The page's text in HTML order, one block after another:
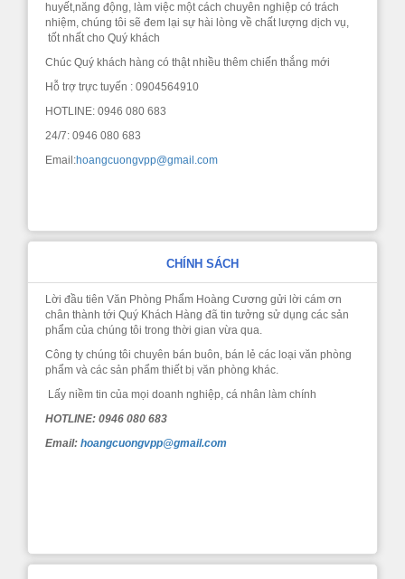
huyết,năng động, làm việc một cách chuyên nghiệp có trách
nhiệm, chúng tôi sẽ đem lại sự hài lòng về chất lượng dịch vụ,
tốt nhất cho Quý khách
Chúc Quý khách hàng có thật nhiều thêm chiến thắng mới
Hỗ trợ trực tuyến : 0904564910
HOTLINE: 0946 080 683
24/7: 0946 080 683
Email:hoangcuongvpp@gmail.com
CHÍNH SÁCH
Lời đầu tiên Văn Phòng Phẩm Hoàng Cương gửi lời cám ơn
chân thành tới Quý Khách Hàng đã tin tưởng sử dụng các sản
phẩm của chúng tôi trong thời gian vừa qua.
Công ty chúng tôi chuyên bán buôn, bán lẻ các loại văn phòng
phẩm và các sản phẩm thiết bị văn phòng khác.
Lấy niềm tin của mọi doanh nghiệp, cá nhân làm chính
HOTLINE: 0946 080 683
Email:hoangcuongvpp@gmail.com